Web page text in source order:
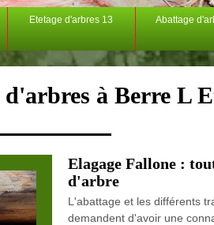
Etetage d'arbres 13 Abattage
à Berre L
Elagage Fallone :
d'arbre
L'abattage et les différents
demandent d'avoir une